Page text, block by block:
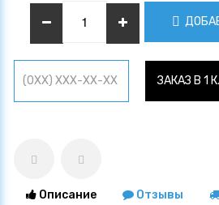
ЗАКАЗ В 1
Описание Отзывы